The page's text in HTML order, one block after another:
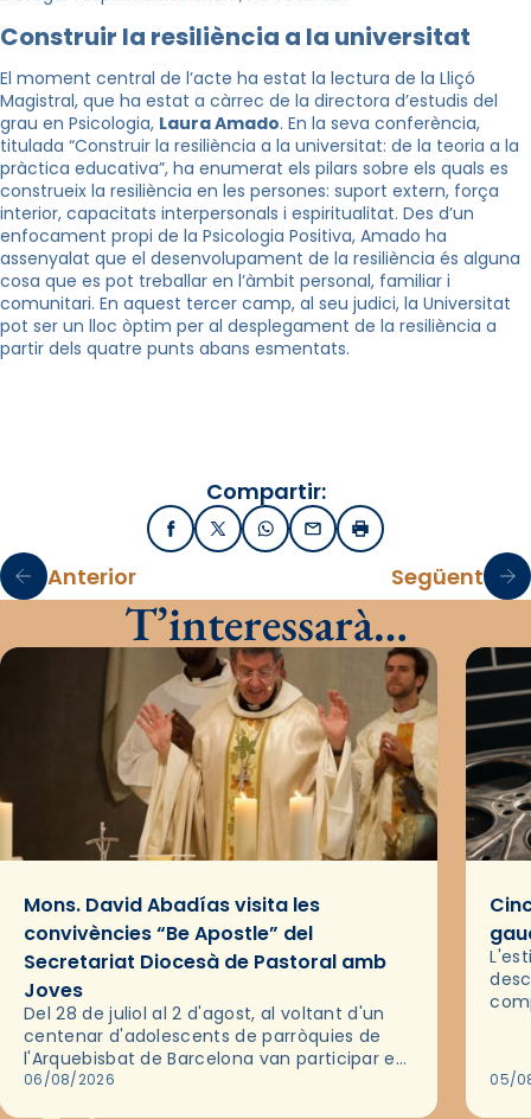
Construir la resiliència a la universitat
El moment central de l’acte ha estat la lectura de la Lliçó
Magistral, que ha estat a càrrec de la directora d’estudis del
grau en Psicologia, Laura Amado. En la seva conferència,
titulada “Construir la resiliència a la universitat: de la teoria a la
pràctica educativa”, ha enumerat els pilars sobre els quals es
construeix la resiliència en les persones: suport extern, força
interior, capacitats interpersonals i espiritualitat. Des d’un
enfocament propi de la Psicologia Positiva, Amado ha
assenyalat que el desenvolupament de la resiliència és alguna
cosa que es pot treballar en l’àmbit personal, familiar i
comunitari. En aquest tercer camp, al seu judici, la Universitat
pot ser un lloc òptim per al desplegament de la resiliència a
partir dels quatre punts abans esmentats.
Compartir:
FacebookX / TwitterWhatsApp
EmailImprimir
Anterior Següent
T’interessarà…
Mons. David Abadías visita les
convivències “Be Apostle” del
Secretariat Diocesà de Pastoral amb
Joves
Del 28 de juliol al 2 d'agost, al voltant d'un
centenar d'adolescents de parròquies de
l'Arquebisbat de Barcelona van participar en
les convivències Be Apostle, organitzades
06/08/2026 05/